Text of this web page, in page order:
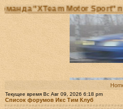
Motor Sport"
Текущее время Вс Авг 09, 2026 6:18 pm
Список форумов Икс Тим Клуб